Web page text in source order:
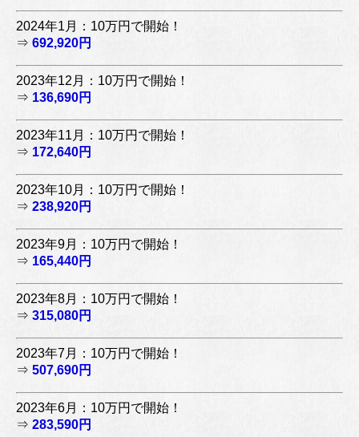
2024年1月：10万円で開始！
⇒ 692,920円
2023年12月：10万円で開始！
⇒ 136,690円
2023年11月：10万円で開始！
⇒ 172,640円
2023年10月：10万円で開始！
⇒ 238,920円
2023年9月：10万円で開始！
⇒ 165,440円
2023年8月：10万円で開始！
⇒ 315,080円
2023年7月：10万円で開始！
⇒ 507,690円
2023年6月：10万円で開始！
⇒ 283,590円